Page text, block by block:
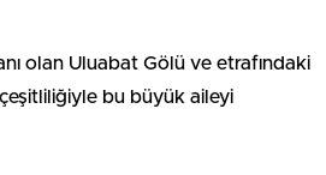
olan Uluabat Gölü ve etrafındaki
bu büyük aileyi